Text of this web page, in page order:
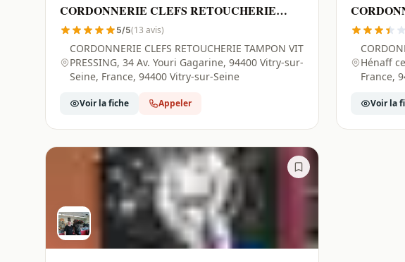
CORDONNERIE CLEFS RETOUCHERIE
TAMPON VIT PRESSING | Vitry-sur-Seine -
94400
5/5(13 avis)
CORDONNERIE CLEFS RETOUCHERIE TAMPON VIT
PRESSING, 34 Av. Youri Gagarine, 94400 Vitry-sur-
Seine, France, 94400 Vitry-sur-Seine
Voir la fiche Appeler
sur-Seine -
Hénaff
France,
Voir la